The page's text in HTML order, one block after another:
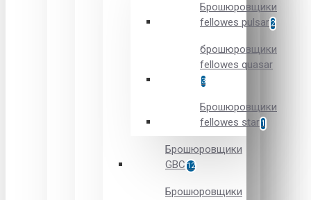
Брошюровщики
fellowes pulsar 2
брошюровщики
fellowes quasar
3
Брошюровщики
fellowes star 1
Брошюровщики
GBC 12
Брошюровщики